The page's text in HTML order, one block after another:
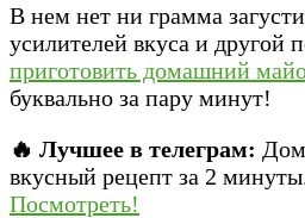
В нем нет ни грамма
усилителей вкуса и другой
приготовить домашний
буквально за пару минут!
🔥 Лучшее в телеграм:
вкусный рецепт за 2
Посмотреть!